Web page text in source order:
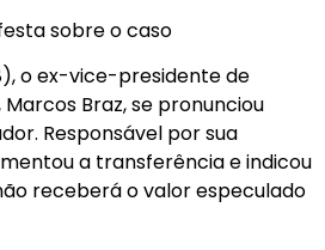
sobre o caso
o ex-vice-presidente de
Braz, se pronunciou
Responsável por sua
a transferência e indicou
receberá o valor especulado